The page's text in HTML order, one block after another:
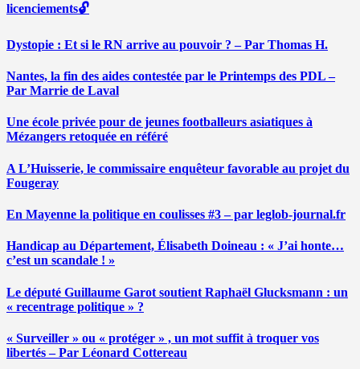
licenciements🔓
Dystopie : Et si le RN arrive au pouvoir ? – Par Thomas H.
Nantes, la fin des aides contestée par le Printemps des PDL –
Par Marrie de Laval
Une école privée pour de jeunes footballeurs asiatiques à
Mézangers retoquée en référé
A L’Huisserie, le commissaire enquêteur favorable au projet du
Fougeray
En Mayenne la politique en coulisses #3 – par leglob-journal.fr
Handicap au Département, Élisabeth Doineau : « J’ai honte…
c’est un scandale ! »
Le député Guillaume Garot soutient Raphaël Glucksmann : un
« recentrage politique » ?
« Surveiller » ou « protéger » , un mot suffit à troquer vos
libertés – Par Léonard Cottereau